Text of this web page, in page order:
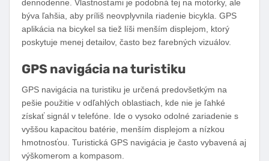
dennodenne. Vlastnosťami je podobná tej na motorky, ale
býva ľahšia, aby príliš neovplyvnila riadenie bicykla. GPS
aplikácia na bicykel sa tiež líši menším displejom, ktorý
poskytuje menej detailov, často bez farebných vizuálov.
GPS navigácia na turistiku
GPS navigácia na turistiku je určená predovšetkým na
pešie použitie v odľahlých oblastiach, kde nie je ľahké
získať signál v telefóne. Ide o vysoko odolné zariadenie s
vyššou kapacitou batérie, menším displejom a nízkou
hmotnosťou. Turistická GPS navigácia je často vybavená aj
výškomerom a kompasom.